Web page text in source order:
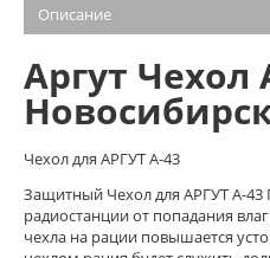
Описание
Аргут Чехол
Чехол для АРГУТ А-43
Защитный Чехол для АРГУТ А-43
радиостанции от попадания
чехла на рации повышается